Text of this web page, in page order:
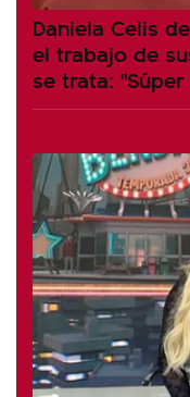
Daniela Celis
el trabajo de
se trata: